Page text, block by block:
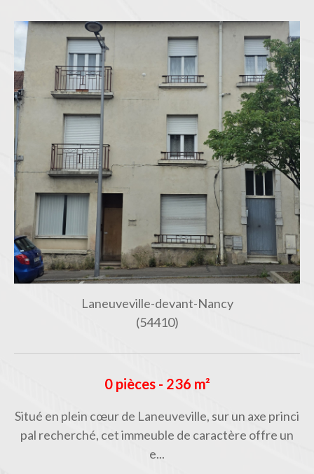
Laneuveville-devant-Nancy
(54410)
0 pièces - 236 m²
Situé en plein cœur de Laneuveville, sur un axe princi
pal recherché, cet immeuble de caractère offre un
e...